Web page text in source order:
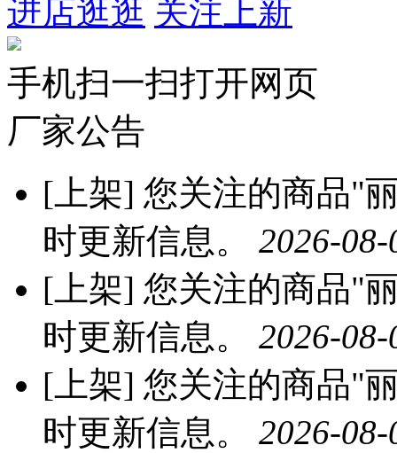
进店逛逛 关注上新
手机扫一扫打开网页
厂家公告
[上架] 您关注的商品"
时更新信息。 2026-
[上架] 您关注的商品"
时更新信息。 2026-
[上架] 您关注的商品"
时更新信息。 2026-